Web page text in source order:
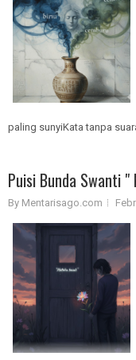
paling sunyiKata tanpa
Puisi Bunda Swanti "
By Mentarisago.com